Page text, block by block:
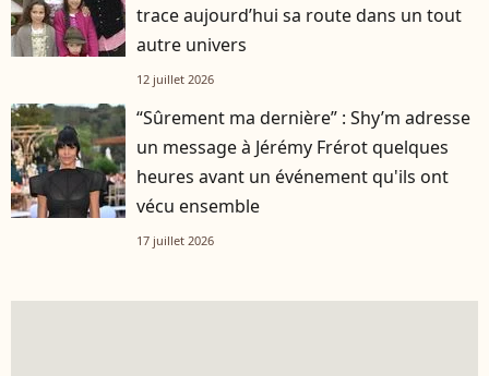
trace aujourd’hui sa route dans un tout
autre univers
12 juillet 2026
“Sûrement ma dernière” : Shy’m adresse
un message à Jérémy Frérot quelques
heures avant un événement qu'ils ont
vécu ensemble
17 juillet 2026